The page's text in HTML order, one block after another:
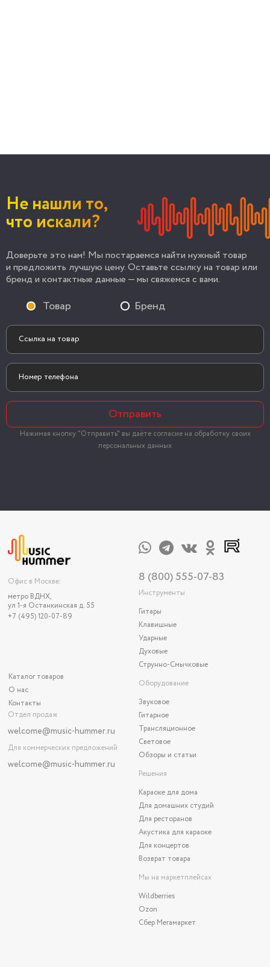
Не нашли то,
что искали?
Доверьте это нам! Мы постараемся найти нужный товар
и предложить лучшую цену. Оставьте ссылку на товар или
бренд и контактные данные — мы свяжемся с вами.
Товар Бренд
Отправить
Нажимая кнопку "Отправить" вы даёте согласие на обработку своих
персональных данных
Офис в Москве:
метро ВДНХ,
ул 1-я Останкинская д. 55
+7 (495) 120-07-89
Каталог товаров
О нас
Контакты
Отдел продаж
welcome@music-hummer.ru
Для коммерческих предложений
welcome@music-hummer.ru
8 (800) 555-07-83
Инструменты
Гитары
Клавишные
Ударные
Духовые
Струнно-Смычковые
Оборудование
Звуковое
Гитарное
Трансляционное
Световое
Обзоры и статьи
Решения
Караоке для дома
Для домашних студий
Для ресторанов
Акустика для караоке
Для концертов
Возврат товара
Мы на маркетплейсах
Wildberries
Ozon
Сбер Мегамаркет